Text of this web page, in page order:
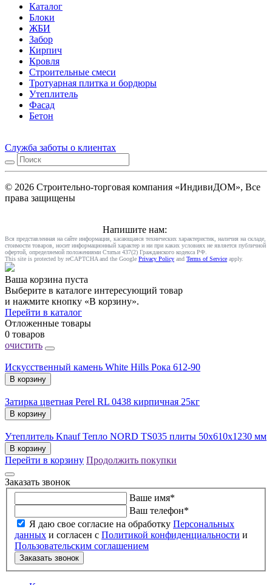
Каталог
Блоки
ЖБИ
Забор
Кирпич
Кровля
Строительные смеси
Тротуарная плитка и бордюры
Утеплитель
Фасад
Бетон
Служба заботы о клиентах
© 2026 Строительно-торговая компания «ИндивиДОМ», Все
права защищены
Напишите нам:
Вся представленная на сайте информация, касающаяся технических характеристик, наличия на складе,
стоимости товаров, носит информационный характер и ни при каких условиях не является публичной
офертой, определяемой положениями Статьи 437(2) Гражданского кодекса РФ.
This site is protected by reCAPTCHA and the Google Privacy Policy and Terms of Service apply.
Ваша корзина пуста
Выберите в каталоге интересующий товар
и нажмите кнопку «В корзину».
Перейти в каталог
Отложенные товары
0 товаров
очистить
Искусственный камень White Hills Рока 612-90
В корзину
Затирка цветная Perel RL 0438 кирпичная 25кг
В корзину
Утеплитель Knauf Тепло NORD TS035 плиты 50х610х1230 мм
В корзину
Перейти в корзину Продолжить покупки
Заказать звонок
Ваше имя*
Ваш телефон*
Я даю свое согласие на обработку Персональных
данных и согласен с Политикой конфиденциальности и
Пользовательским соглашением
Заказать звонок